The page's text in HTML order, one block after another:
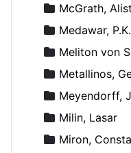
McGrath,
Medawar, P.K.
Meliton von
Metallinos,
Meyendorff,
Milin, Lasar
Miron,